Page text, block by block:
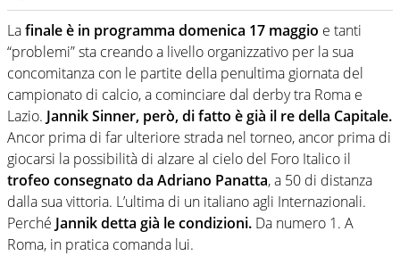
Se mai ci fosse modo di traslare il glossario del calcio in
una nicchia di esperti, lui ne farebbe parte. Non si perde
una svista arbitrale né gli umori social del mondo delle
curve
Lafinale è in programma domenica 17 maggio e tanti
“problemi” sta creando a livello organizzativo per la sua
concomitanza con le partite della penultima giornata del
campionato di calcio, a cominciare dal derby tra Roma e
Lazio. Jannik Sinner, però, di fatto è già il re della Capitale.
Ancor prima di far ulteriore strada nel torneo, ancor prima di
giocarsi la possibilità di alzare al cielo del Foro Italico il
trofeo consegnato da Adriano Panatta, a 50 di distanza
dalla sua vittoria. L’ultima di un italiano agli Internazionali.
Perché Jannik detta già le condizioni. Da numero 1. A
Roma, in pratica comanda lui.